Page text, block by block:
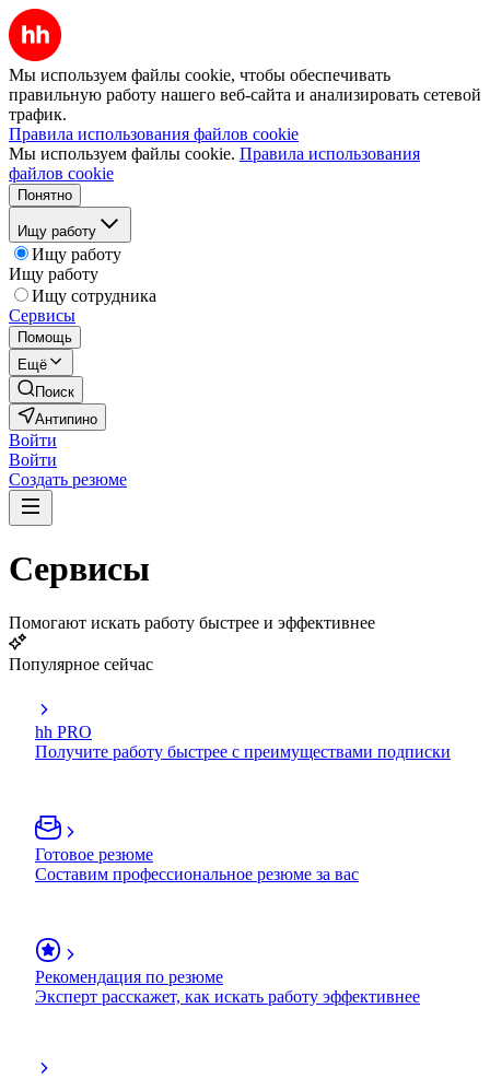
Мы используем файлы cookie, чтобы обеспечивать
правильную работу нашего веб-сайта и анализировать сетевой
трафик.
Правила использования файлов cookie
Мы используем файлы cookie. Правила использования
файлов cookie
Понятно
Ищу работу
Ищу работу
Ищу работу
Ищу сотрудника
Сервисы
Помощь
Ещё
Поиск
Антипино
Войти
Войти
Создать резюме
Сервисы
Помогают искать работу быстрее и эффективнее
Популярное сейчас
hh PRO
Получите работу быстрее с преимуществами подписки
Готовое резюме
Составим профессиональное резюме за вас
Рекомендация по резюме
Эксперт расскажет, как искать работу эффективнее